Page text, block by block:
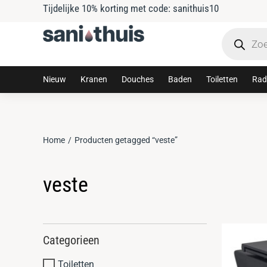
Tijdelijke 10% korting met code: sanithuis10
Nieuw Kranen Douches Baden Toiletten
Je bent hier:
Home Producten getagged “veste”
veste
Categorieen
Toiletten